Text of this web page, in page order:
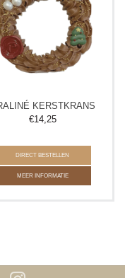
KERSTKRANS
€14,25
DIRECT BESTELLEN
MEER INFORMATIE